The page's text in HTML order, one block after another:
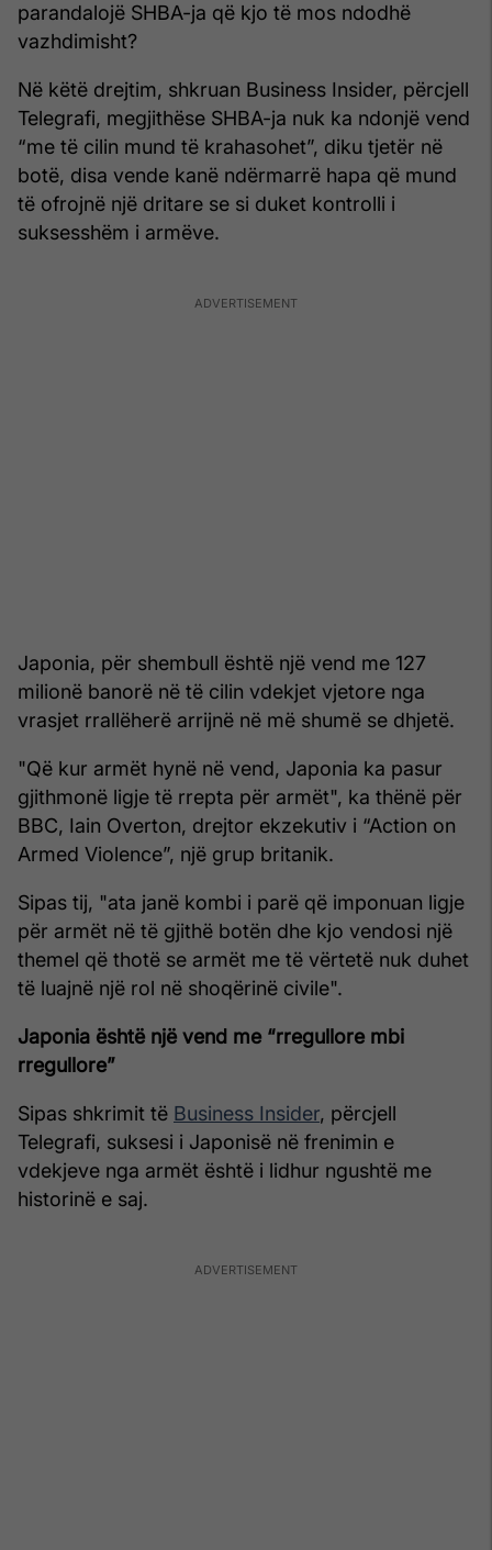
parandalojë SHBA-ja që kjo të mos ndodhë
vazhdimisht?
Në këtë drejtim, shkruan Business Insider, përcjell
Telegrafi, megjithëse SHBA-ja nuk ka ndonjë vend
“me të cilin mund të krahasohet”, diku tjetër në
botë, disa vende kanë ndërmarrë hapa që mund
të ofrojnë një dritare se si duket kontrolli i
suksesshëm i armëve.
Japonia, për shembull është një vend me 127
milionë banorë në të cilin vdekjet vjetore nga
vrasjet rrallëherë arrijnë në më shumë se dhjetë.
"Që kur armët hynë në vend, Japonia ka pasur
gjithmonë ligje të rrepta për armët", ka thënë për
BBC, Iain Overton, drejtor ekzekutiv i “Action on
Armed Violence”, një grup britanik.
Sipas tij, "ata janë kombi i parë që imponuan ligje
për armët në të gjithë botën dhe kjo vendosi një
themel që thotë se armët me të vërtetë nuk duhet
të luajnë një rol në shoqërinë civile".
Japonia është një vend me “rregullore mbi
rregullore”
Sipas shkrimit të Business Insider, përcjell
Telegrafi, suksesi i Japonisë në frenimin e
vdekjeve nga armët është i lidhur ngushtë me
historinë e saj.